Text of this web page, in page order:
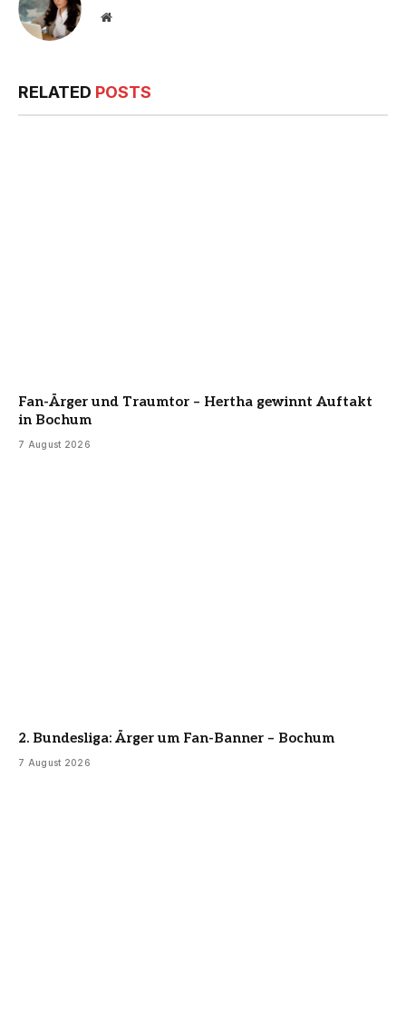
Website
RELATED POSTS
Fan-Ärger und Traumtor – Hertha gewinnt Auftakt
in Bochum
7 August 2026
2. Bundesliga: Ärger um Fan-Banner – Bochum
7 August 2026